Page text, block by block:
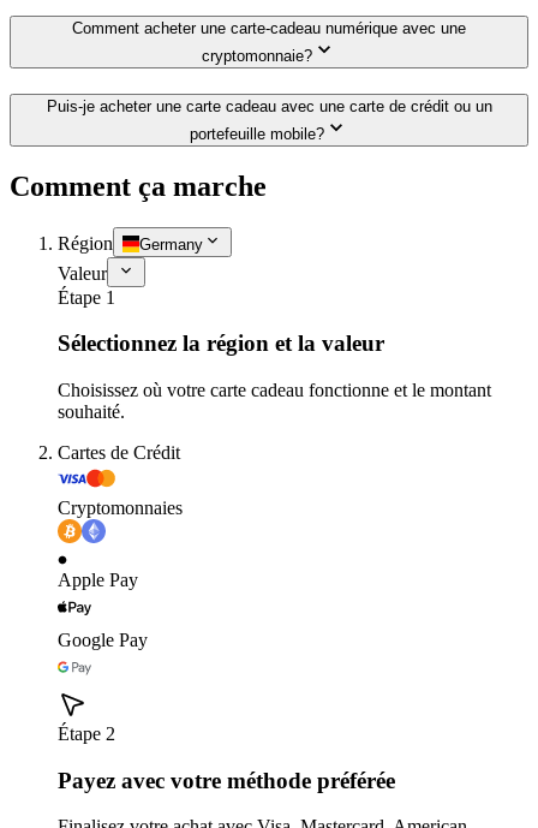
Comment acheter une carte-cadeau numérique avec une
cryptomonnaie?
Puis-je acheter une carte cadeau avec une carte de crédit ou un
portefeuille mobile?
Comment ça marche
Région Germany
Valeur
Étape 1
Sélectionnez la région et la valeur
Choisissez où votre carte cadeau fonctionne et le montant
souhaité.
Cartes de Crédit
Cryptomonnaies
Apple Pay
Google Pay
Étape 2
Payez avec votre méthode préférée